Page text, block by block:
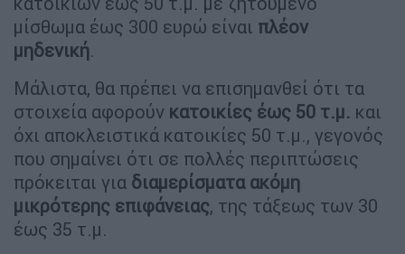
μίσθωμα έως 300 ευρώ είναι πλέον
μηδενική.
Μάλιστα, θα πρέπει να επισημανθεί ότι τα
στοιχεία αφορούν κατοικίες έως 50 τ.μ. και
όχι αποκλειστικά κατοικίες 50 τ.μ., γεγονός
που σημαίνει ότι σε πολλές περιπτώσεις
πρόκειται για διαμερίσματα ακόμη
μικρότερης επιφάνειας, της τάξεως των 30
έως 35 τ.μ.